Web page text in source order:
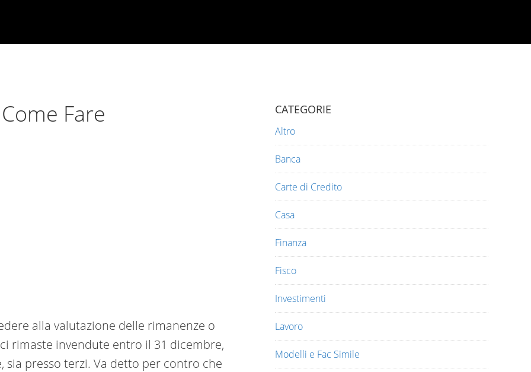
Fare
alla valutazione delle rimanenze o
rimaste invendute entro il 31 dicembre,
sia presso terzi. Va detto per contro che
CATEGORIE
Altro
Banca
Carte di Credito
Casa
Finanza
Fisco
Investimenti
Lavoro
Modelli e Fac Simile